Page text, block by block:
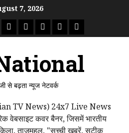
7, 2026
मध्य
राजस्थान
पंजाब गुजरातमहाराष्ट्र
से बढ़ता न्यूज नेटवर्क